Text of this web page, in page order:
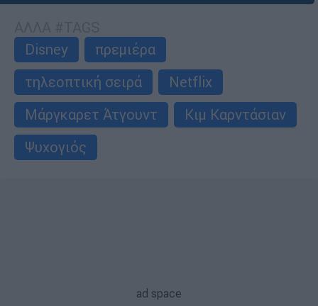
Disney
πρεμιέρα
τηλεοπτική σειρά
Netflix
Μάργκαρετ Άτγουντ
Κιμ Καρντάσιαν
Ψυχογιός